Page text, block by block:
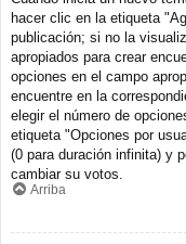
hacer clic en la etiqueta
publicación; si no la
apropiados para crear
opciones en el campo
encuentre en la
elegir el número de
etiqueta "Opciones por
(0 para duración infinita) y
cambiar su votos.
Arriba